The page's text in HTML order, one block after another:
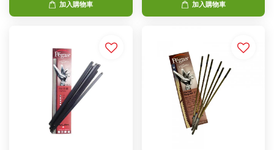
加入購物車 加入購物車